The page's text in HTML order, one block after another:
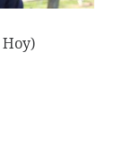
Hoy)